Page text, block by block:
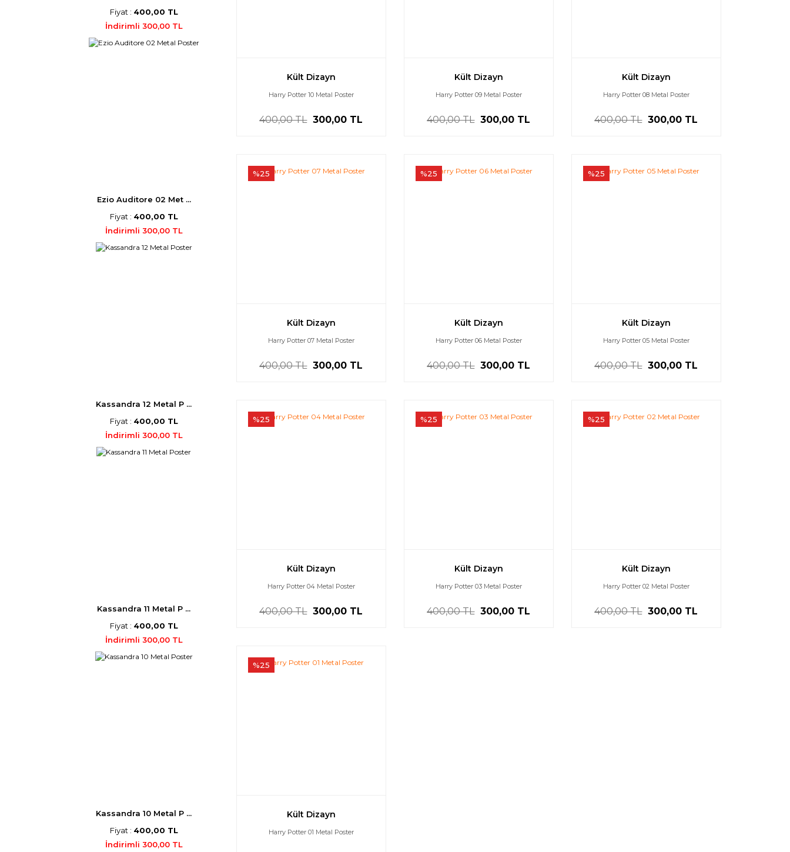
Fiyat : 400,00 TL
İndirimli 300,00 TL
Ezio Auditore 02 Met ...
Fiyat : 400,00 TL
İndirimli 300,00 TL
Kassandra 12 Metal P ...
Fiyat : 400,00 TL
İndirimli 300,00 TL
Kassandra 11 Metal P ...
Fiyat : 400,00 TL
İndirimli 300,00 TL
Kassandra 10 Metal P ...
Fiyat : 400,00 TL
İndirimli 300,00 TL
Kült Dizayn
Harry Potter 10 Metal Poster
400,00 TL 300,00 TL
Kült Dizayn
Harry Potter 09 Metal Poster
400,00 TL 300,00 TL
Kült Dizayn
Harry Potter 08 Metal Poster
400,00 TL 300,00 TL
%25
Kült Dizayn
Harry Potter 07 Metal Poster
400,00 TL 300,00 TL
%25
Kült Dizayn
Harry Potter 06 Metal Poster
400,00 TL 300,00 TL
%25
Kült Dizayn
Harry Potter 05 Metal Poster
400,00 TL 300,00 TL
%25
Kült Dizayn
Harry Potter 04 Metal Poster
400,00 TL 300,00 TL
%25
Kült Dizayn
Harry Potter 03 Metal Poster
400,00 TL 300,00 TL
%25
Kült Dizayn
Harry Potter 02 Metal Poster
400,00 TL 300,00 TL
%25
Kült Dizayn
Harry Potter 01 Metal Poster